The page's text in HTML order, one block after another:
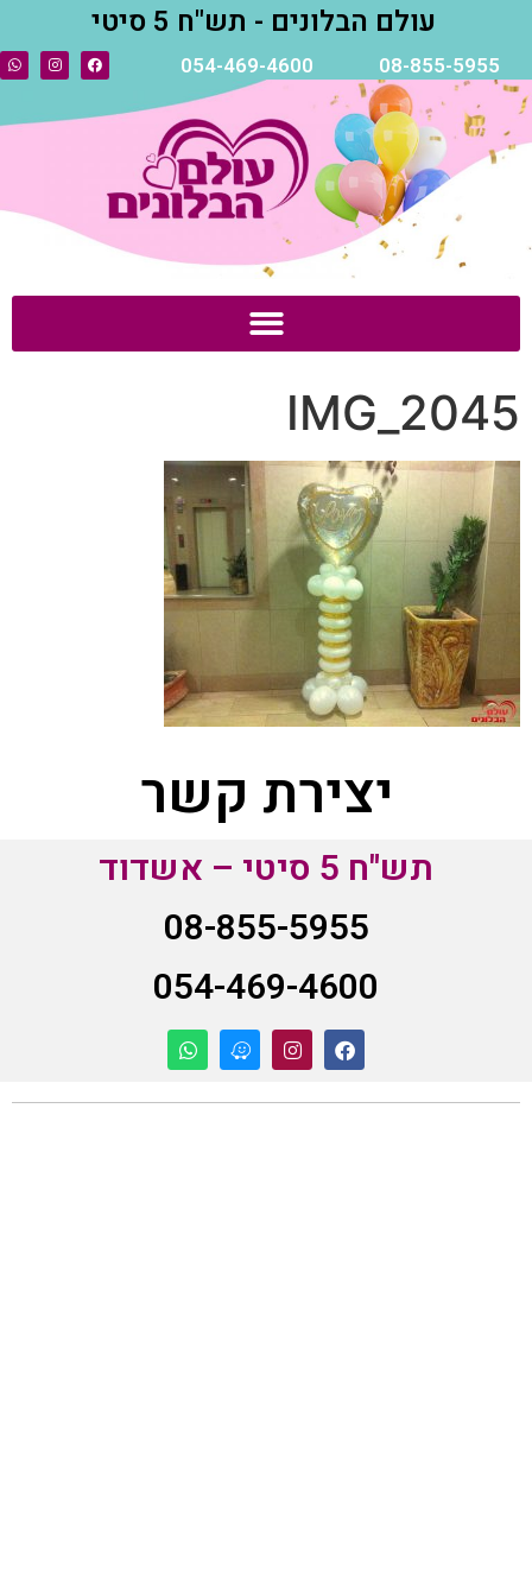
עולם הבלונים - תש"ח 5 סיטי
08-855-5955
054-469-4600
IMG_2045
יצירת קשר
תש"ח 5 סיטי – אשדוד
08-855-5955
054-469-4600